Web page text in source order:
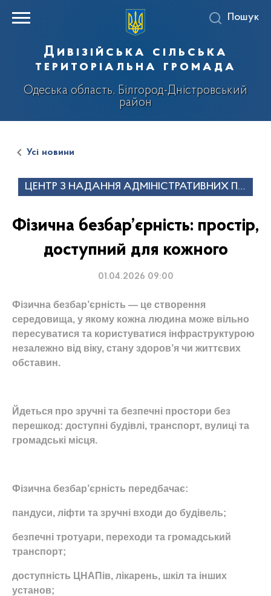
Дивізійська сільська
територіальна громада
Одеська область, Білгород-Дністровський
район
Пошук
Усі новини
ЦЕНТР З НАДАННЯ АДМІНІСТРАТИВНИХ ПО
Фізична безбар’єрність: простір,
доступний для кожного
01.04.2026 09:00
Фізична безбар’єрність — це створення
середовища, у якому кожна людина може вільно
пересуватися та користуватися інфраструктурою
незалежно від віку, стану здоров’я чи життєвих
обставин.
Йдеться про зручні та безпечні простори без
перешкод: доступні будівлі, транспорт, вулиці та
громадські місця.
Фізична безбар’єрність передбачає:
пандуси, ліфти та зручні входи до будівель;
безпечні тротуари, переходи та громадський
транспорт;
доступність ЦНАПів, лікарень, шкіл та інших
установ;